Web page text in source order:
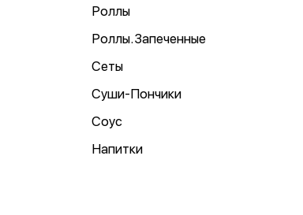
Роллы
Роллы. Запеченные
Сеты
Суши-Пончики
Соус
Напитки